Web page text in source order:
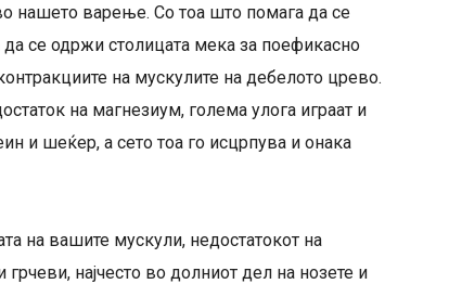
нашето варење. Со тоа што помага да се
се одржи столицата мека за поефикасно
на мускулите на дебелото црево.
на магнезиум, голема улога играат и
и шеќер, а сето тоа го исцрпува и онака
на вашите мускули, недостатокот на
најчесто во долниот дел на нозете и